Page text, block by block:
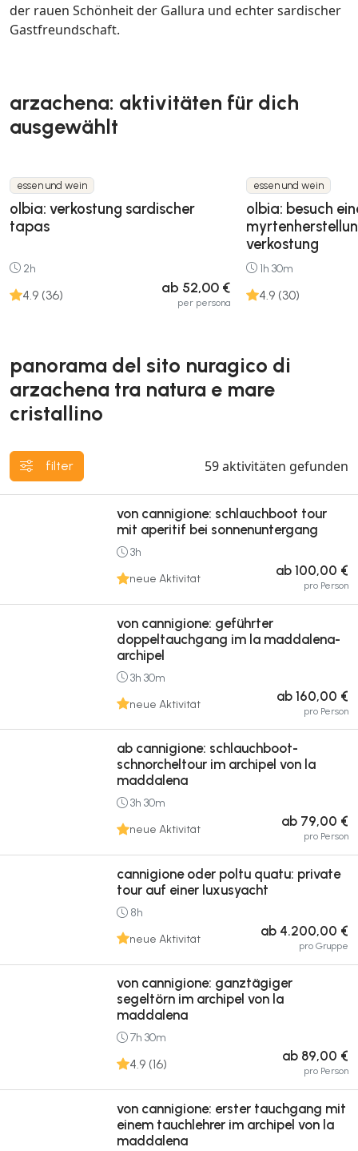
der rauen Schönheit der Gallura und echter sardischer
Gastfreundschaft.
arzachena: aktivitäten für dich
ausgewählt
essen und wein
olbia: verkostung sardischer
tapas
2h
4.9 (36) ab 52,00 €
per persona
essen und wein
olbia: besuch
verkostung
1h 30m
4.9 (30)
panorama del sito nuragico di
arzachena tra natura e mare
cristallino
filter 59aktivitäten gefunden
von cannigione: schlauchboot tour
mit aperitif bei sonnenuntergang
3h
neue Aktivität
ab 100,00 €
pro Person
von cannigione: geführter
doppeltauchgang im la maddalena-
archipel
3h 30m
neue Aktivität
ab 160,00 €
pro Person
ab cannigione: schlauchboot-
schnorcheltour im archipel von la
maddalena
3h 30m
neue Aktivität
ab 79,00 €
pro Person
cannigione oder poltu quatu: private
tour auf einer luxusyacht
8h
neue Aktivität
ab 4.200,00 €
pro Gruppe
von cannigione: ganztägiger
segeltörn im archipel von la
maddalena
7h 30m
4.9 (16) ab 89,00 €
pro Person
von cannigione: erster tauchgang mit
einem tauchlehrer im archipel von la
maddalena